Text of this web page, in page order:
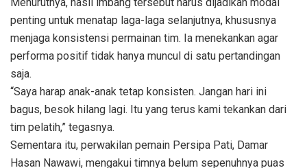
penting untuk menatap laga-laga selanjutnya, khususnya
menjaga konsistensi permainan tim. Ia menekankan agar
performa positif tidak hanya muncul di satu pertandingan
saja.
“Saya harap anak-anak tetap konsisten. Jangan hari ini
bagus, besok hilang lagi. Itu yang terus kami tekankan dari
tim pelatih,” tegasnya.
Sementara itu, perwakilan pemain Persipa Pati, Damar
Hasan Nawawi, mengakui timnya belum sepenuhnya puas